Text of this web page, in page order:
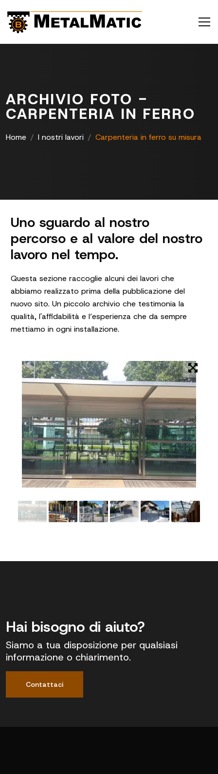
ARCHIVIO FOTO -
CARPENTERIA IN FERRO
Home I nostri lavori Carpenteria in ferro su misura
Uno sguardo al nostro
percorso e al valore del nostro
lavoro nel tempo.
Questa sezione raccoglie alcuni dei lavori che
abbiamo realizzato prima della pubblicazione del
nuovo sito. Un piccolo archivio che testimonia la
qualità, l'affidabilità e l’esperienza che da sempre
mettiamo in ogni installazione.
Hai bisogno di aiuto?
Siamo a tua disposizione per qualsiasi
informazione o chiarimento.
Contattaci